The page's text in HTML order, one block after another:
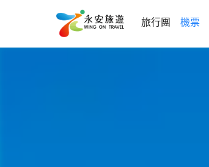
旅行團 機票